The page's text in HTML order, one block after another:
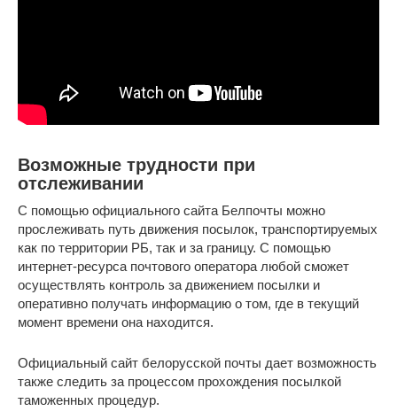
Возможные трудности при
отслеживании
С помощью официального сайта Белпочты можно
прослеживать путь движения посылок, транспортируемых
как по территории РБ, так и за границу. С помощью
интернет-ресурса почтового оператора любой сможет
осуществлять контроль за движением посылки и
оперативно получать информацию о том, где в текущий
момент времени она находится.
Официальный сайт белорусской почты дает возможность
также следить за процессом прохождения посылкой
таможенных процедур.